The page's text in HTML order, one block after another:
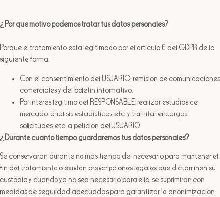
¿Por qué motivo podemos tratar tus datos personales?
Porque el tratamiento está legitimado por el artículo 6 del GDPR de la
siguiente forma:
Con el consentimiento del USUARIO: remisión de comunicaciones
comerciales y del boletín informativo.
Por interés legítimo del RESPONSABLE: realizar estudios de
mercado, análisis estadísticos, etc. y tramitar encargos,
solicitudes, etc. a petición del USUARIO.
¿Durante cuánto tiempo guardaremos tus datos personales?
Se conservarán durante no más tiempo del necesario para mantener el
fin del tratamiento o existan prescripciones legales que dictaminen su
custodia y cuando ya no sea necesario para ello, se suprimirán con
medidas de seguridad adecuadas para garantizar la anonimización